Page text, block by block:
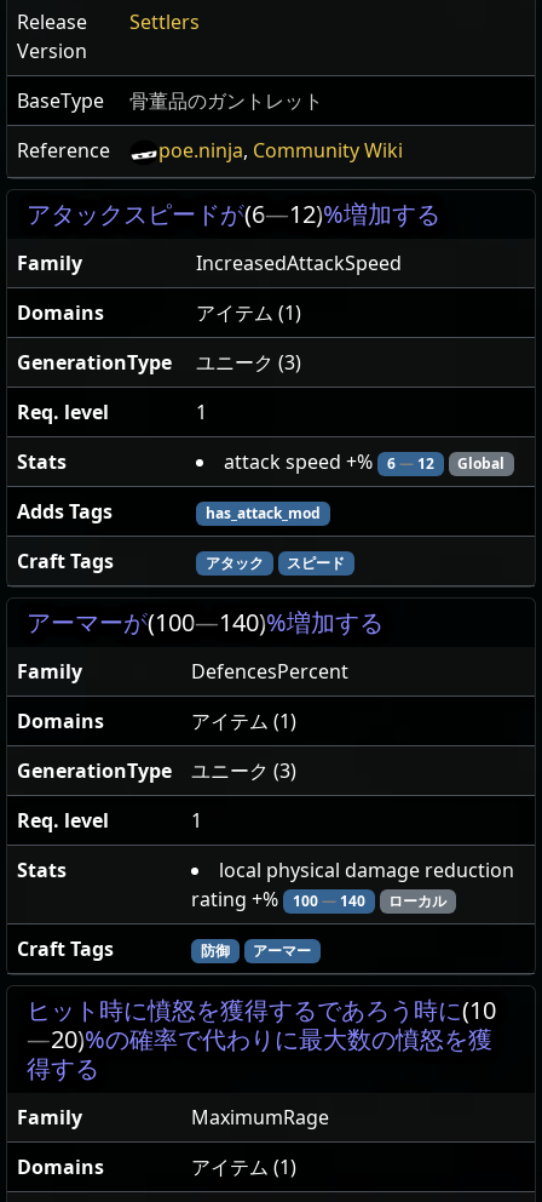
Release
Version
Settlers
BaseType
骨董品のガントレット
Reference
poe.ninja, Community Wiki
アタックスピードが(6—12)%増加する
Family
IncreasedAttackSpeed
Domains
アイテム (1)
GenerationType
ユニーク (3)
Req. level
1
Stats
attack speed +% 6—12 Global
Adds Tags has_attack_mod
Craft Tags アタック スピード
アーマーが(100—140)%増加する
Family
DefencesPercent
Domains
アイテム (1)
GenerationType
ユニーク (3)
Req. level
1
Stats
local physical damage reduction
rating +%
100—140 ローカル
Craft Tags 防御 アーマー
ヒット時に憤怒を獲得するであろう時に(10
—20)%の確率で代わりに最大数の憤怒を獲
得する
Family
MaximumRage
Domains
アイテム (1)